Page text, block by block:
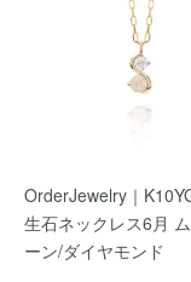
OrderJewelry｜
生石ネックレス6月
ーン/ダイヤモンド